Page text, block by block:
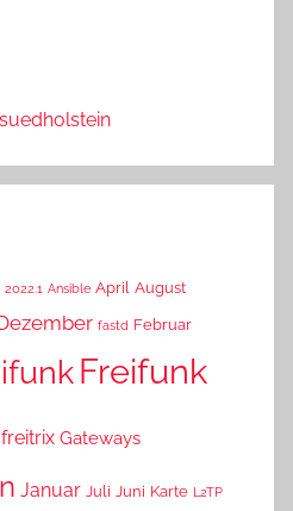
2022.1 Ansible April August
fastd Februar
Freifunk
freitrix Gateways
Januar Juli Juni Karte L2TP